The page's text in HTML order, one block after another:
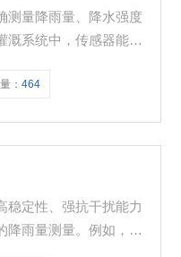
测量降雨量、降水强度
溉系统中，传感器能够
域，传感器能够提供
：464
稳定性、强抗干扰能力
降雨量测量。例如，翻